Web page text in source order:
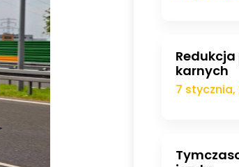
karnych
7 stycznia,